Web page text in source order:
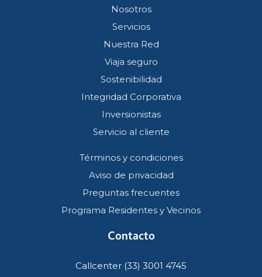
Nosotros
Servicios
Nuestra Red
Viaja seguro
Sostenibilidad
Integridad Corporativa
Inversionistas
Servicio al cliente
Términos y condiciones
Aviso de privacidad
Preguntas frecuentes
Programa Residentes y Vecinos
Contacto
Callcenter (33) 3001 4745